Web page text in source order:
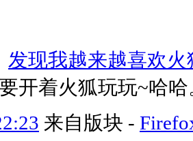
发现我越来越喜欢火
开着火狐玩玩~哈哈
来自版块 -